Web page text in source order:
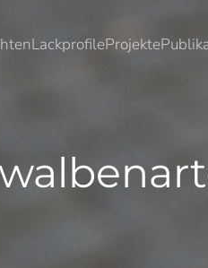
LackprofileProjekte